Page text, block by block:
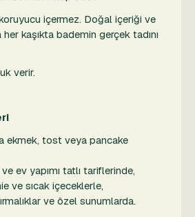
içermez. Doğal içeriği ve
kaşıkta bademin gerçek tadını
verir.
ekmek, tost veya pancake
ev yapımı tatlı tariflerinde,
ve sıcak içeceklerle,
ve özel sunumlarda.